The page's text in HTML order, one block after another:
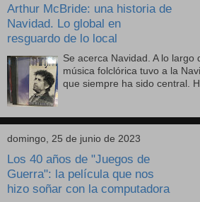
Arthur McBride: una historia de
Navidad. Lo global en
resguardo de lo local
Se acerca Navidad. A lo largo
música folclórica tuvo a la
que siempre ha sido central.
domingo, 25 de junio de 2023
Los 40 años de "Juegos de
Guerra": la película que nos
hizo soñar con la computadora